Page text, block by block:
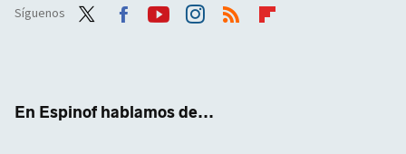
Síguenos
En Espinof hablamos de...